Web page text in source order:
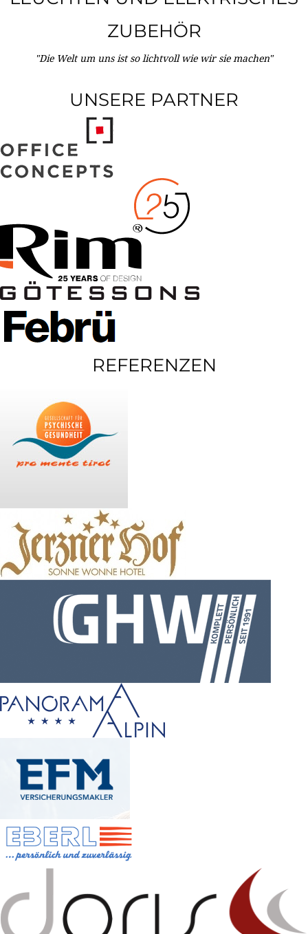
ZUBEHÖR
"Die Welt um uns ist so lichtvoll wie wir sie machen"
UNSERE PARTNER
REFERENZEN